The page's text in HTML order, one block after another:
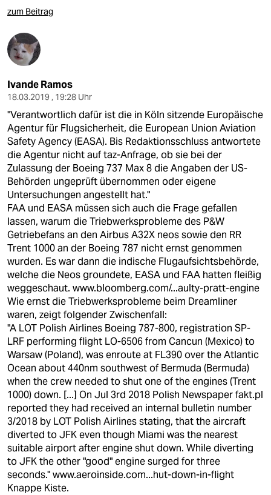
zum Beitrag
Ivande Ramos
18.03.2019 , 19:28 Uhr
"Verantwortlich dafür ist die in Köln sitzende Europäische
Agentur für Flugsicherheit, die European Union Aviation
Safety Agency (EASA). Bis Redaktionsschluss antwortete
die Agentur nicht auf taz-Anfrage, ob sie bei der
Zulassung der Boeing 737 Max 8 die Angaben der US-
Behörden ungeprüft übernommen oder eigene
Untersuchungen angestellt hat."
FAA und EASA müssen sich auch die Frage gefallen
lassen, warum die Triebwerksprobleme des P&W
Getriebefans an den Airbus A32X neos sowie den RR
Trent 1000 an der Boeing 787 nicht ernst genommen
wurden. Es war dann die indische Flugaufsichtsbehörde,
welche die Neos groundete, EASA und FAA hatten fleißig
weggeschaut. www.bloomberg.com/...aulty-pratt-engine
Wie ernst die Triebwerksprobleme beim Dreamliner
waren, zeigt folgender Zwischenfall:
"A LOT Polish Airlines Boeing 787-800, registration SP-
LRF performing flight LO-6506 from Cancun (Mexico) to
Warsaw (Poland), was enroute at FL390 over the Atlantic
Ocean about 440nm southwest of Bermuda (Bermuda)
when the crew needed to shut one of the engines (Trent
1000) down. [...] On Jul 3rd 2018 Polish Newspaper fakt.pl
reported they had received an internal bulletin number
3/2018 by LOT Polish Airlines stating, that the aircraft
diverted to JFK even though Miami was the nearest
suitable airport after engine shut down. While diverting
to JFK the other "good" engine surged for three
seconds."www.aeroinside.com...hut-down-in-flight
Knappe Kiste.